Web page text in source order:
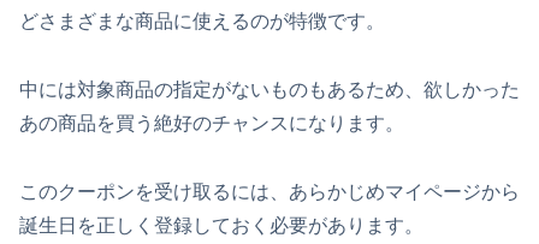
どさまざまな商品に使えるのが特徴です。
中には対象商品の指定がないものもあるため、欲しかった
あの商品を買う絶好のチャンスになります。
このクーポンを受け取るには、あらかじめマイページから
誕生日を正しく登録しておく必要があります。